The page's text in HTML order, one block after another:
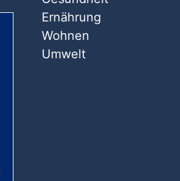
Ernährung
Wohnen
Umwelt